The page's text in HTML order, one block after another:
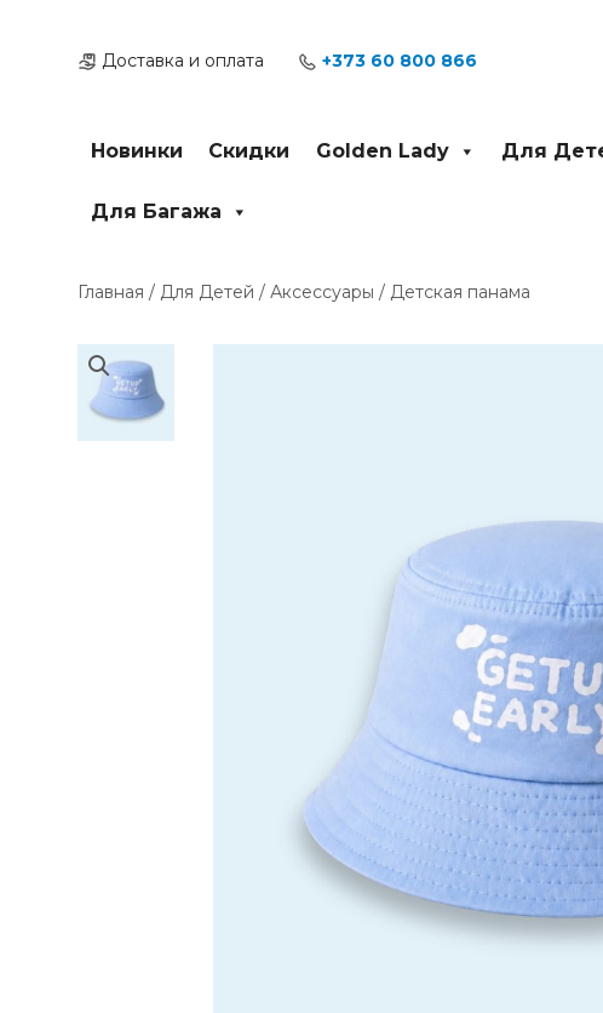
содержимомуДоставка и оплата +373 60 800 866
Новинки Скидки Golden Lady Для
Для Багажа
Главная / Для Детей / Аксессуары / Детская панама